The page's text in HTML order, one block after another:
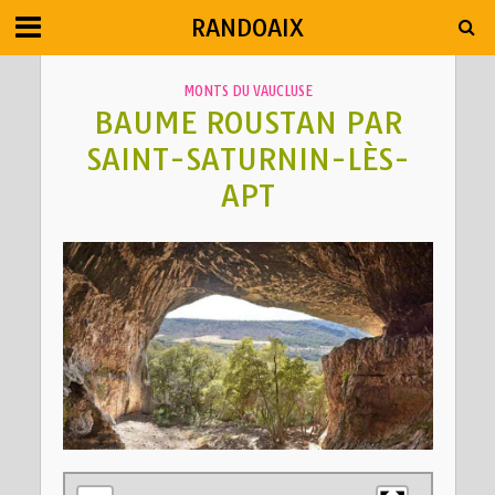
RANDOAIX
MONTS DU VAUCLUSE
BAUME ROUSTAN PAR
SAINT-SATURNIN-LÈS-
APT